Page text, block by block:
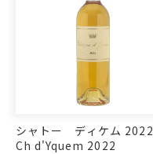
シャトー ディケム 2022
Ch d'Yquem 2022